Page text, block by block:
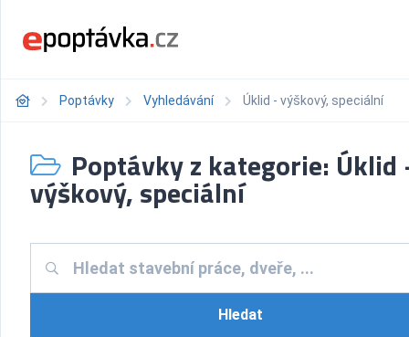
Poptávky Vyhledávání Úklid - výškový, speciální
Poptávky z kategorie: Úklid
výškový, speciální
Hledat